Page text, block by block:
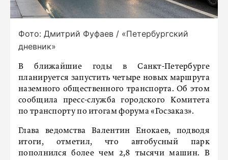
Фото: Дмитрий Фуфаев / «Петербургский
дневник»
В ближайшие годы в Санкт-Петербурге
планируется запустить четыре новых маршрута
наземного общественного транспорта. Об этом
сообщила пресс-служба городского Комитета
по транспорту по итогам форума «Госзаказ».
Глава ведомства Валентин Енокаев, подводя
итоги, отметил, что автобусный парк
пополнился более чем 2,8 тысячи машин. В